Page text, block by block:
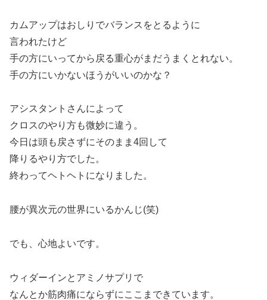
カムアップはおしりでバランスをとるように
言われたけど
手の方にいってから戻る重心がまだうまくとれない。
手の方にいかないほうがいいのかな？
アシスタントさんによって
クロスのやり方も微妙に違う。
今日は頭も戻さずにそのまま4回して
降りるやり方でした。
終わってヘトヘトになりました。
腰が異次元の世界にいるかんじ(笑)
でも、心地よいです。
ウィダーインとアミノサプリで
なんとか筋肉痛にならずにここまできています。